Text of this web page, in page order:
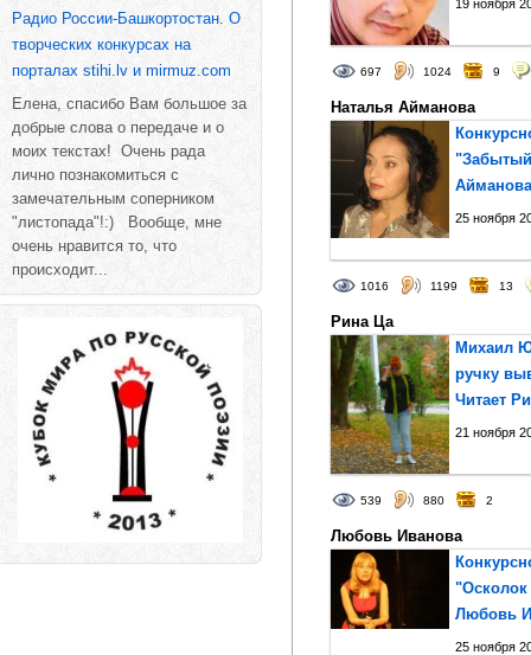
Радио России-Башкортостан. О
творческих конкурсах на
порталах stihi.lv и mirmuz.com
Елена, спасибо Вам большое за
добрые слова о передаче и о
моих текстах! Очень рада
лично познакомиться с
замечательным соперником
"листопада"!:) Вообще, мне
очень нравится то, что
происходит...
19 ноября
697 1024 9
Наталья Айманова
25 ноября
1016 1199 13
Рина Ца
Михаил
ручку
Читает
21 ноября
539 880 2
Любовь Иванова
"Осколок
Любовь
25 ноября